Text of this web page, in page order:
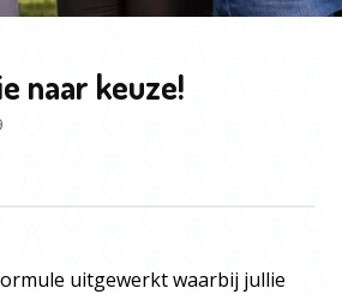
naar keuze!
uitgewerkt waarbij jullie